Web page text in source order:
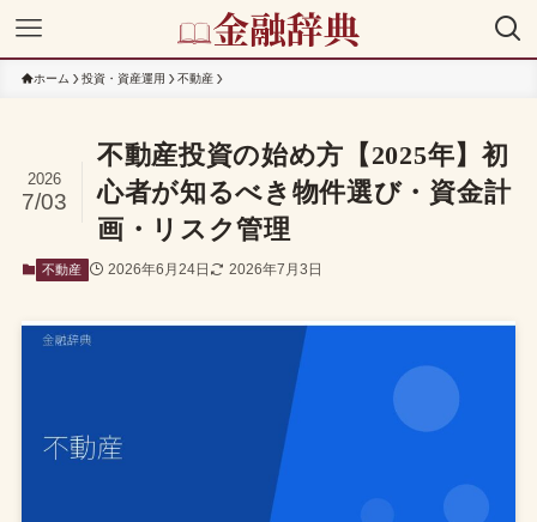
ホーム 投資・資産運用 不動産
不動産投資の始め方【2025年】初
心者が知るべき物件選び・資金計
画・リスク管理
2026
7/03
不動産 2026年6月24日 2026年7月3日